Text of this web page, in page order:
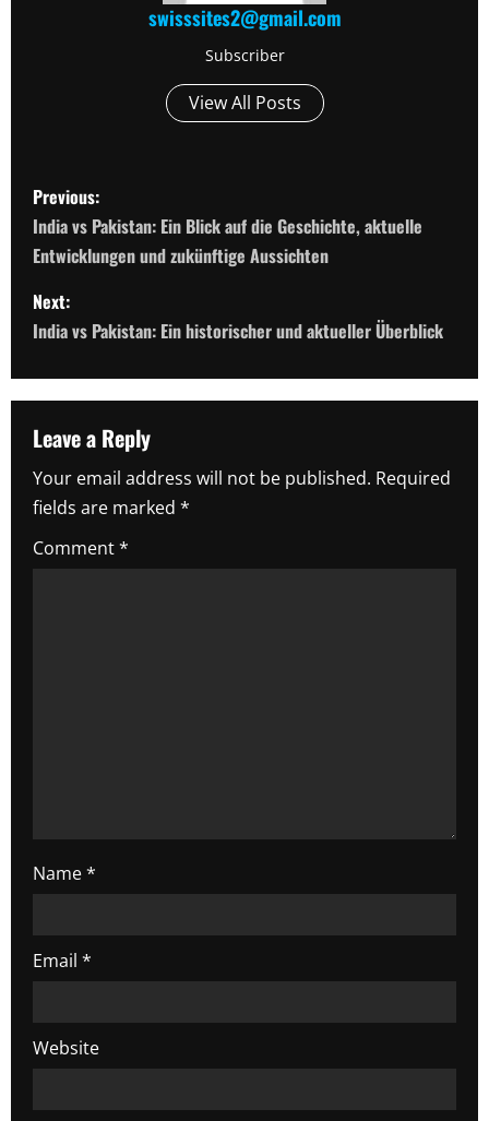
swisssites2@gmail.com
Subscriber
View All Posts
P
o
s
t
n
a
v
i
g
Previous:
India vs Pakistan: Ein Blick auf die Geschichte, aktuelle
Entwicklungen und zukünftige Aussichten
Next:
India vs Pakistan: Ein historischer und aktueller Überblick
Leave a Reply
Your email address will not be published. Required
fields are marked *
Comment*
Name*
Email *
Website